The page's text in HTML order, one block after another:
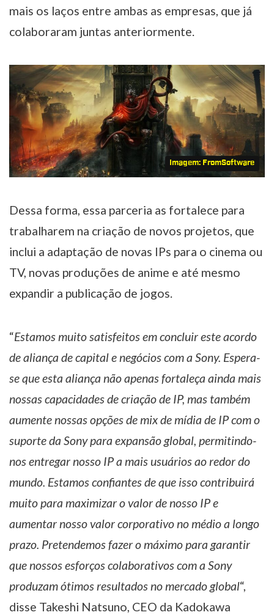
mais os laços entre ambas as empresas, que já
colaboraram juntas anteriormente.
Imagem: FromSoftware
Dessa forma, essa parceria as fortalece para
trabalharem na criação de novos projetos, que
inclui a adaptação de novas IPs para o cinema ou
TV, novas produções de anime e até mesmo
expandir a publicação de jogos.
“Estamos muito satisfeitos em concluir este acordo
de aliança de capital e negócios com a Sony. Espera-
se que esta aliança não apenas fortaleça ainda mais
nossas capacidades de criação de IP, mas também
aumente nossas opções de mix de mídia de IP com o
suporte da Sony para expansão global, permitindo-
nos entregar nosso IP a mais usuários ao redor do
mundo. Estamos confiantes de que isso contribuirá
muito para maximizar o valor de nosso IP e
aumentar nosso valor corporativo no médio a longo
prazo. Pretendemos fazer o máximo para garantir
que nossos esforços colaborativos com a Sony
produzam ótimos resultados no mercado global“,
disse Takeshi Natsuno, CEO da Kadokawa